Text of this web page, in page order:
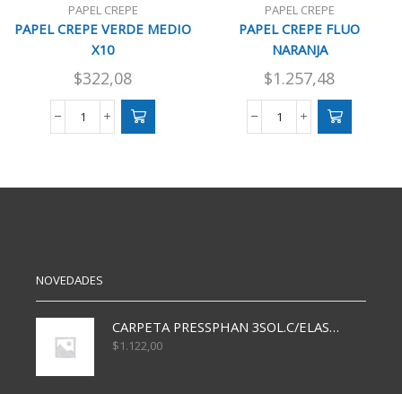
PAPEL CREPE
PAPEL CREPE VERDE MEDIO
X10
$322,08
PAPEL
X10
PAPEL CREPE
PAPEL CREPE FLUO
NARANJA
$1.257,48
PAPEL
cantidad
NOVEDADES
CARPETA PRESSPHAN 3SOL.C/ELAST MARRON A4 P01A
$1.122,00